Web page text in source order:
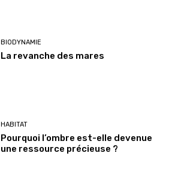
BIODYNAMIE
La revanche des mares
HABITAT
Pourquoi l’ombre est-elle devenue
une ressource précieuse ?